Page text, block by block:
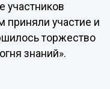
участников
приняли участие и
торжество
знаний».